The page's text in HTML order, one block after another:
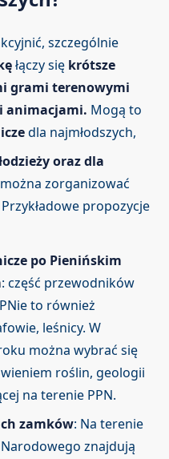
szczególnie
łączy się krótsze
grami terenowymi
animacjami. Mogą to
dla najmłodszych,
oraz dla
można zorganizować
Przykładowe propozycje
po Pienińskim
: część przewodników
to również
leśnicy. W
można wybrać się
roślin, geologii
na terenie PPN.
zamków: Na terenie
znajdują